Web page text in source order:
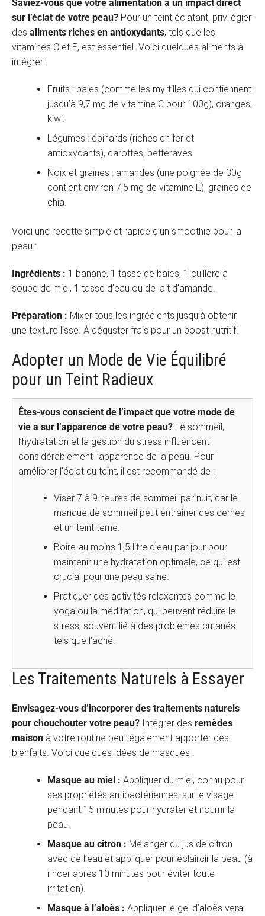
Saviez-vous que votre alimentation a un impact direct
sur l’éclat de votre peau? Pour un teint éclatant, privilégier
des aliments riches en antioxydants, tels que les
vitamines C et E, est essentiel. Voici quelques aliments à
intégrer :
Fruits : baies (comme les myrtilles qui contiennent
jusqu’à 9,7 mg de vitamine C pour 100g), oranges,
kiwi.
Légumes : épinards (riches en fer et
antioxydants), carottes, betteraves.
Noix et graines : amandes (une poignée de 30g
contient environ 7,5 mg de vitamine E), graines de
chia.
Voici une recette simple et rapide d’un smoothie pour la
peau :
Ingrédients : 1 banane, 1 tasse de baies, 1 cuillère à
soupe de miel, 1 tasse d’eau ou de lait d’amande.
Préparation : Mixer tous les ingrédients jusqu’à obtenir
une texture lisse. À déguster frais pour un boost nutritif!
Adopter un Mode de Vie Équilibré
pour un Teint Radieux
Êtes-vous conscient de l’impact que votre mode de
vie a sur l’apparence de votre peau? Le sommeil,
l’hydratation et la gestion du stress influencent
considérablement l’apparence de la peau. Pour
améliorer l’éclat du teint, il est recommandé de :
Viser 7 à 9 heures de sommeil par nuit, car le
manque de sommeil peut entraîner des cernes
et un teint terne.
Boire au moins 1,5 litre d’eau par jour pour
maintenir une hydratation optimale, ce qui est
crucial pour une peau saine.
Pratiquer des activités relaxantes comme le
yoga ou la méditation, qui peuvent réduire le
stress, souvent lié à des problèmes cutanés
tels que l’acné.
Les Traitements Naturels à Essayer
Envisagez-vous d’incorporer des traitements naturels
pour chouchouter votre peau? Intégrer des remèdes
maison à votre routine peut également apporter des
bienfaits. Voici quelques idées de masques :
Masque au miel : Appliquer du miel, connu pour
ses propriétés antibactériennes, sur le visage
pendant 15 minutes pour hydrater et nourrir la
peau.
Masque au citron : Mélanger du jus de citron
avec de l’eau et appliquer pour éclaircir la peau (à
rincer après 10 minutes pour éviter toute
irritation).
Masque à l’aloès : Appliquer le gel d’aloès vera